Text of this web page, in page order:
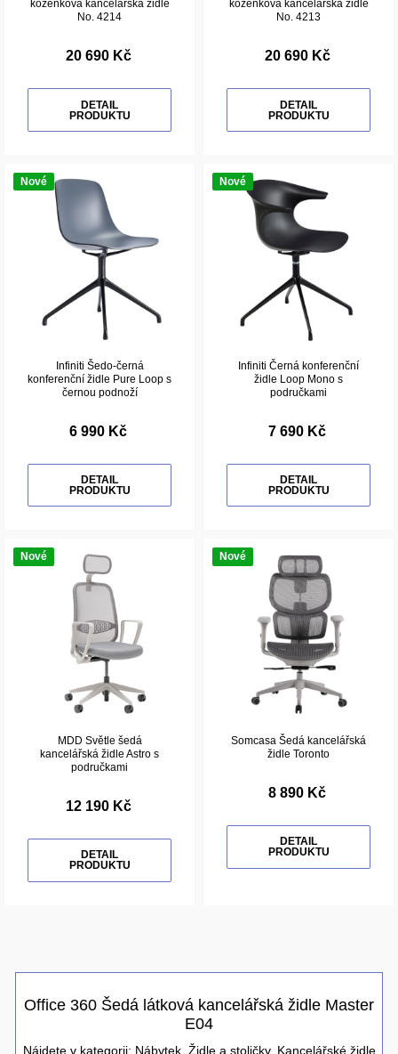
koženková kancelářská židle
No. 4214
20 690 Kč
DETAIL
PRODUKTU
koženková kancelářská židle
No. 4213
20 690 Kč
DETAIL
PRODUKTU
Nové
Infiniti Šedo-černá
konferenční židle Pure Loop s
černou podnoží
6 990 Kč
DETAIL
PRODUKTU
Nové
Infiniti Černá konferenční
židle Loop Mono s
područkami
7 690 Kč
DETAIL
PRODUKTU
Nové
MDD Světle šedá
kancelářská židle Astro s
područkami
12 190 Kč
DETAIL
PRODUKTU
Nové
Somcasa Šedá kancelářská
židle Toronto
8 890 Kč
DETAIL
PRODUKTU
Office 360 Šedá látková kancelářská židle Master
E04
Nájdete v kategorii: Nábytek, Židle a stoličky, Kancelářské židle